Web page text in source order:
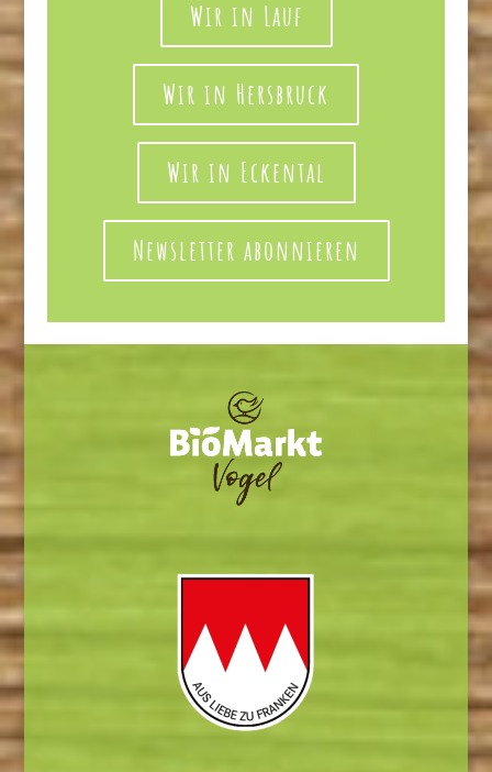
Wir in Lauf
Wir in Hersbruck
Wir in Eckental
Newsletter abonnieren